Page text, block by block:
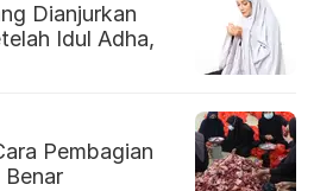
Dianjurkan
Idul Adha,
Pembagian